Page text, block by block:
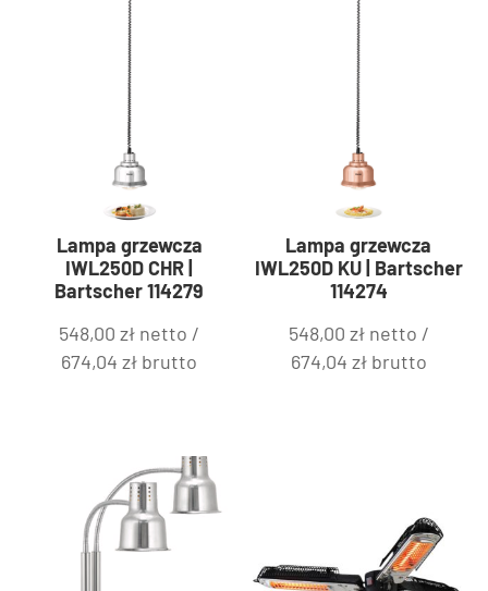
Lampa grzewcza
IWL250D CHR |
Bartscher 114279
548,00zł netto /
674,04zł brutto
Lampa grzewcza
IWL250D KU | Bartscher
114274
548,00 zł netto /
674,04 złbrutto